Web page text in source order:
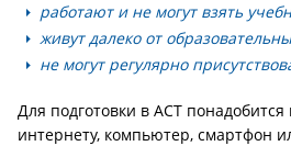
работают и не могут взять
живут далеко от
не могут регулярно
Для подготовки в АСТ
интернету, компьютер, смартфон